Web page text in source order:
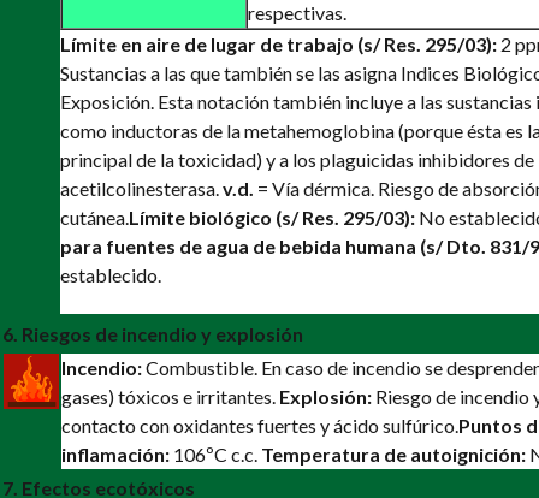
respectivas.
Límite en aire de lugar de trabajo (s/ Res. 295/03): 2
Sustancias a las que también se las asigna Indices
Exposición. Esta notación también incluye a las
como inductoras de la metahemoglobina (porque ésta es
principal de la toxicidad) y a los plaguicidas inhibidores de
acetilcolinesterasa.v.d. = Vía dérmica. Riesgo de
cutánea.Límite biológico (s/ Res. 295/03): No
para fuentes de agua de bebida humana (s/ Dto. 831/
establecido.
6. Riesgos de incendio y explosión
Incendio:Combustible. En caso de incendio se
gases) tóxicos e irritantes. Explosión: Riesgo de incendio
contacto con oxidantes fuertes y ácido sulfúrico.Puntos
inflamación: 106ºC c.c. Temperatura de autoignición:
7. Efectos ecotóxicos